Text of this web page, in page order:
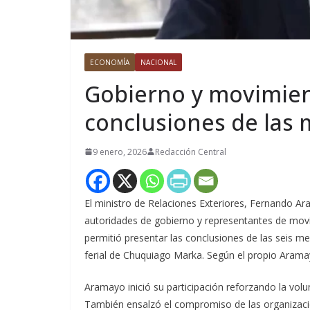
ECONOMÍA NACIONAL
Gobierno y
conclusiones de las
9 enero, 2026 Redacción Central
El ministro de Relaciones Exteriores, Fernando
autoridades de gobierno y representantes de
permitió presentar las conclusiones de las seis
ferial de Chuquiago Marka. Según el propio
Aramayo inició su participación reforzando la
También ensalzó el compromiso de las